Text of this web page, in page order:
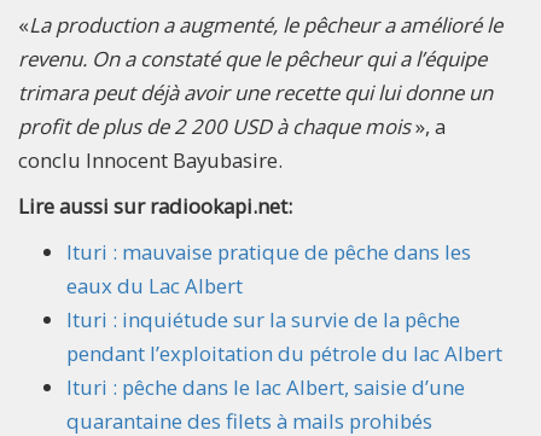
«La production a augmenté, le pêcheur a amélioré le
revenu. On a constaté que le pêcheur qui a l’équipe
trimara peut déjà avoir une recette qui lui donne un
profit de plus de 2 200 USD à chaque mois», a
conclu Innocent Bayubasire.
Lire aussi sur radiookapi.net:
Ituri : mauvaise pratique de pêche dans les
eaux du Lac Albert
Ituri : inquiétude sur la survie de la pêche
pendant l’exploitation du pétrole du lac Albert
Ituri : pêche dans le lac Albert, saisie d’une
quarantaine des filets à mails prohibés